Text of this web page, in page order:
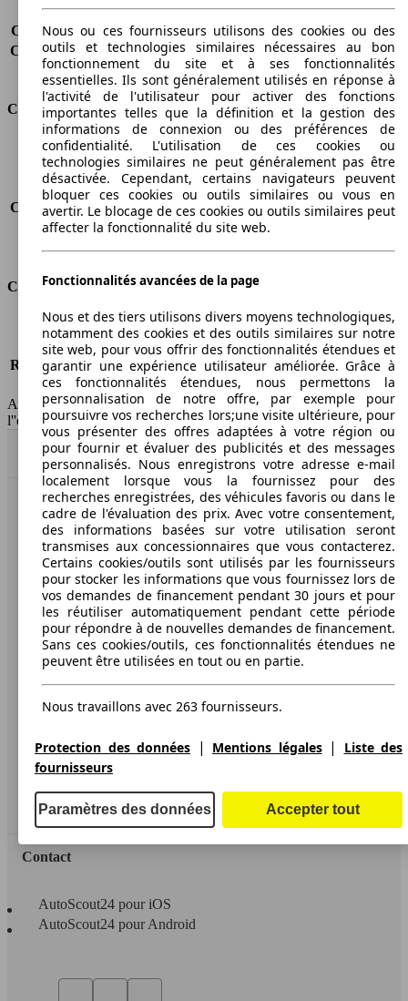
Charge sur toit
-
Capacité de remorquage (sans freins) 750 kg
Capacité de remorquage (avec freins) 1800 kg
Volume du coffre
469 - 552 l
Consommation
Émissions de CO2*
189 g/km (komb.)
Consommation (ville)
8.7 l/100km
Consommation (route)
6.1 l/100km
Consommation (combinée)* 7.1 l/100km
Classe d'émissions
pas d'information
Capacité du réservoir
60 l
Classes d'assurance
Tous risques
-
Risques partiels
-
Responsabilité civile -
HSN/TSN
MJT86x2Bxxxx/n.c.
AutoScout24 France SAS décline toute responsabilité concernant
l''exactitude des indications fournies.
Haut
AutoScout24: la plus grande plateforme en ligne de
voitures en Europe
AutoScout24
A propos d'AutoScout24
Conditions d'utilisation
Protection des données
Accessibility Statement
Espace Pro
Contact
AutoScout24 pour iOS
AutoScout24 pour Android
Nous ou ces fournisseurs utilisons des cookies ou des
outils et technologies similaires nécessaires au bon
fonctionnement du site et à ses fonctionnalités
essentielles. Ils sont généralement utilisés en réponse à
l'activité de l'utilisateur pour activer des fonctions
importantes telles que la définition et la gestion des
informations de connexion ou des préférences de
confidentialité. L'utilisation de ces cookies ou
technologies similaires ne peut généralement pas être
désactivée. Cependant, certains navigateurs peuvent
bloquer ces cookies ou outils similaires ou vous en
avertir. Le blocage de ces cookies ou outils similaires peut
affecter la fonctionnalité du site web.
Fonctionnalités avancées de la page
Nous et des tiers utilisons divers moyens technologiques,
notamment des cookies et des outils similaires sur notre
site web, pour vous offrir des fonctionnalités étendues et
garantir une expérience utilisateur améliorée. Grâce à
ces fonctionnalités étendues, nous permettons la
personnalisation de notre offre, par exemple pour
poursuivre vos recherches lors;une visite ultérieure, pour
vous présenter des offres adaptées à votre région ou
pour fournir et évaluer des publicités et des messages
personnalisés. Nous enregistrons votre adresse e-mail
localement lorsque vous la fournissez pour des
recherches enregistrées, des véhicules favoris ou dans le
cadre de l'évaluation des prix. Avec votre consentement,
des informations basées sur votre utilisation seront
transmises aux concessionnaires que vous contacterez.
Certains cookies/outils sont utilisés par les fournisseurs
pour stocker les informations que vous fournissez lors de
vos demandes de financement pendant 30 jours et pour
les réutiliser automatiquement pendant cette période
pour répondre à de nouvelles demandes de financement.
Sans ces cookies/outils, ces fonctionnalités étendues ne
peuvent être utilisées en tout ou en partie.
Nous travaillons avec 263 fournisseurs.
Protection des données | Mentions légales|
Liste des
fournisseurs
Paramètres des données Accepter tout